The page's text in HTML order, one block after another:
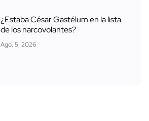
¿Estaba César Gastélum en la lista
de los narcovolantes?
Ago. 5, 2026